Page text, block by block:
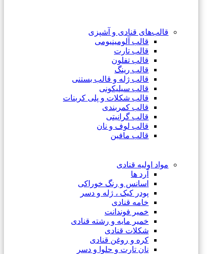
قالب‌های قنادی و آشپزی
قالب آلومینیومی
قالب تارت
قالب تفلون
قالب رینگ
قالب ژله و قالب بستنی
قالب سیلیکونی
قالب شکلات و پلی کربنات
قالب کمربندی
قالب گرانیتی
قالب لوف و نان
قالب مافین
مواد اولیه قنادی
آرد ها
اسانس و رنگ خوراکی
پودر کیک ، ژله و دسر
خامه قنادی
خمیر فوندانت
خمیر مایه و رشته قنادی
شکلات قنادی
کره و روغن قنادی
نان تارت و حلوا و دسر